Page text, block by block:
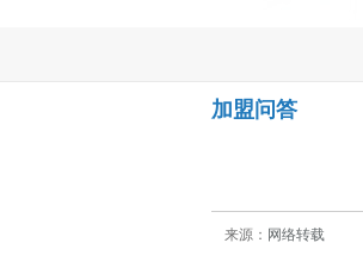
加盟问答
来源： 网络转载